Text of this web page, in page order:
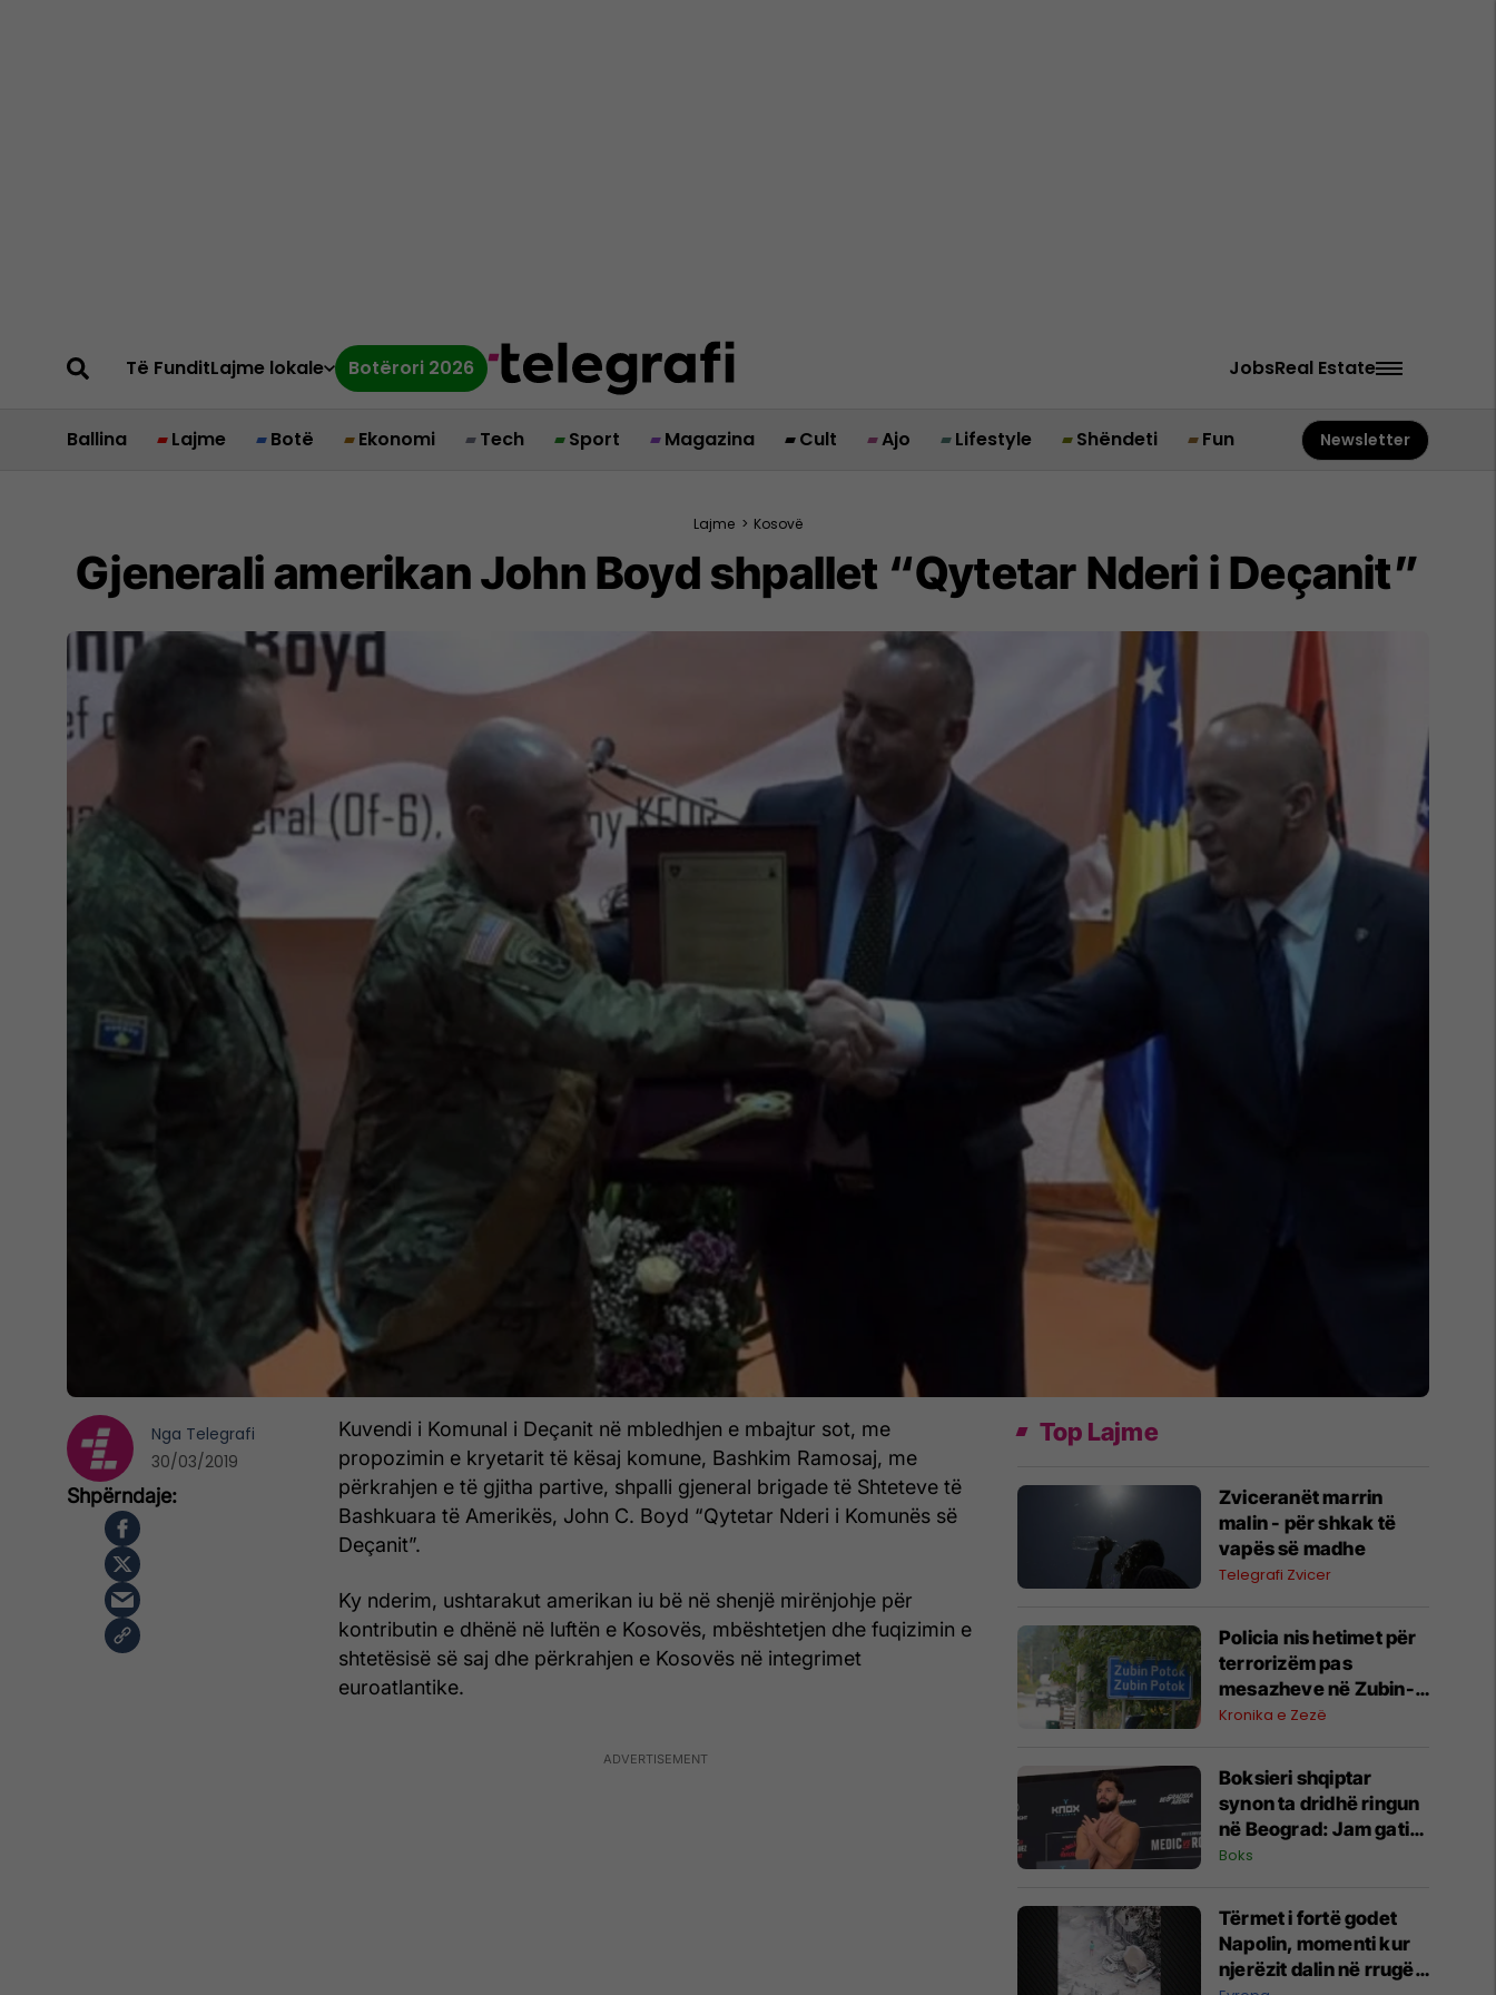
Të FunditLajme lokale Botërori 2026 JobsReal Estate
Ballina Lajme Botë Ekonomi Tech Sport Magazina Cult Ajo Lifestyle Shëndeti Fun Newsletter
Lajme > Kosovë
Gjenerali amerikan John Boyd shpallet “Qytetar Nderi i Deçanit”
Kuvendi i Komunal i Deçanit në mbledhjen e mbajtur sot, me
propozimin e kryetarit të kësaj komune, Bashkim Ramosaj, me
përkrahjen e të gjitha partive, shpalli gjeneral brigade të Shteteve të
Bashkuara të Amerikës, John C. Boyd “Qytetar Nderi i Komunës së
Deçanit”.
Ky nderim, ushtarakut amerikan iu bë në shenjë mirënjohje për
kontributin e dhënë në luftën e Kosovës, mbështetjen dhe fuqizimin e
shtetësisë së saj dhe përkrahjen e Kosovës në integrimet
euroatlantike.
Nga Telegrafi
30/03/2019
Top Lajme
Zviceranët marrin
malin - për shkak të
vapës së madhe
Telegrafi Zvicer
Policia nis hetimet për
terrorizëm pas
mesazheve në Zubin-
Potok
Kronika e Zezë
Boksieri shqiptar
synon ta dridhë ringun
në Beograd: Jam gati,
Zoti e bekoftë
Boks
Tërmet i fortë godet
Napolin, momenti kur
njerëzit dalin në rrugë -